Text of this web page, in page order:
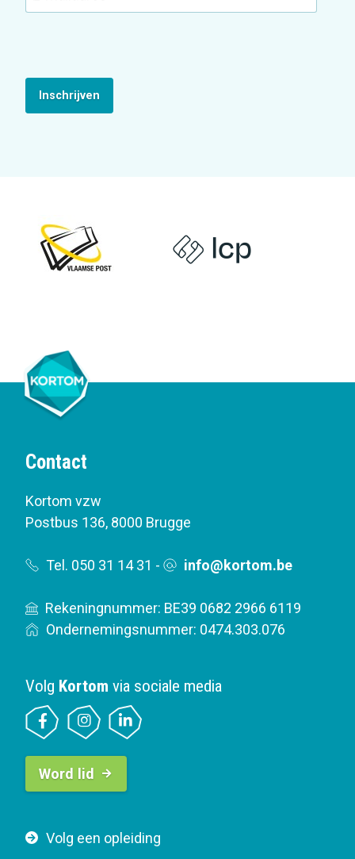
Inschrijven
Contact
Kortom vzw
Postbus 136, 8000 Brugge
Tel. 050 31 14 31 - info@kortom.be
Rekeningnummer: BE39 0682 2966 6119
Ondernemingsnummer: 0474.303.076
F
Volg een opleiding
Volg Kortom via sociale media
B
t
o
Word lid